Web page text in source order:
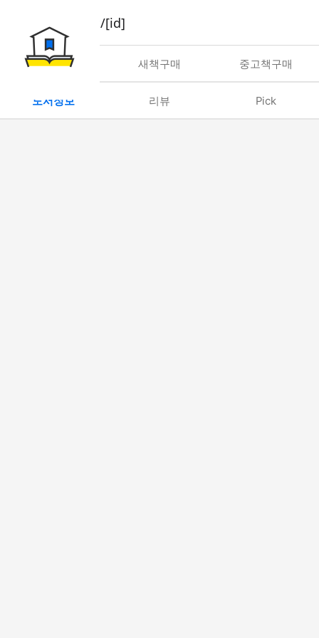
book/rent/[id]
대여 새책구매 중고책구매
도서정보 리뷰 Pick